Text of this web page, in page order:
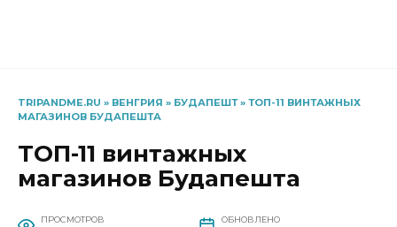
TRIPANDME.RU » ВЕНГРИЯ » БУДАПЕШТ» ТОП-11 ВИНТАЖНЫХ
МАГАЗИНОВ БУДАПЕШТА
ТОП-11 винтажных
магазинов Будапешта
ПРОСМОТРОВ ОБНОВЛЕНО